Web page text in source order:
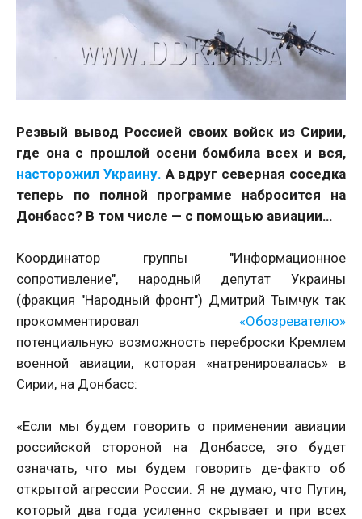
Резвый вывод Россией своих войск из Сирии,
где она с прошлой осени бомбила всех и вся,
насторожил Украину. А вдруг северная соседка
теперь по полной программе набросится на
Донбасс? В том числе — с помощью авиации…
Координатор группы "Информационное
сопротивление", народный депутат Украины
(фракция "Народный фронт") Дмитрий Тымчук так
прокомментировал «Обозревателю»
потенциальную возможность переброски Кремлем
военной авиации, которая «натренировалась» в
Сирии, на Донбасс:
«Если мы будем говорить о применении авиации
российской стороной на Донбассе, это будет
означать, что мы будем говорить де-факто об
открытой агрессии России. Я не думаю, что Путин,
который два года усиленно скрывает и при всех